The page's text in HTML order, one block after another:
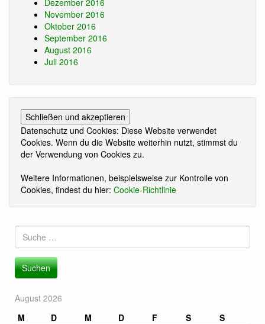
Dezember 2016
November 2016
Oktober 2016
September 2016
August 2016
Juli 2016
Datenschutz und Cookies: Diese Website verwendet
Cookies. Wenn du die Website weiterhin nutzt, stimmst du
der Verwendung von Cookies zu.
Weitere Informationen, beispielsweise zur Kontrolle von
Cookies, findest du hier: Cookie-Richtlinie
Suche
nach:
August 2026
M
D M D F S
S